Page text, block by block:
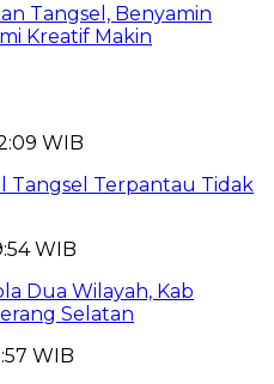
Tangsel, Benyamin
Kreatif Makin
WIB
Tangsel Terpantau Tidak
WIB
Dua Wilayah, Kab
Selatan
WIB